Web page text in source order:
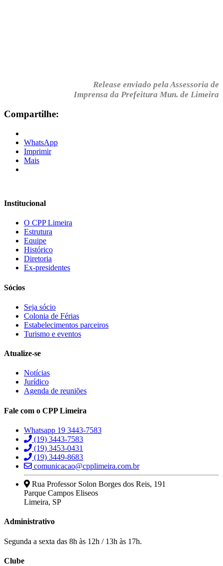
Release enviado pela Assessoria de
Imprensa da Prefeitura Mun. de Limeira
Compartilhe:
WhatsApp
Imprimir
Mais
Institucional
O CPP Limeira
Estrutura
Equipe
Histórico
Diretoria
Ex-presidentes
Sócios
Seja sócio
Colonia de Férias
Estabelecimentos parceiros
Turismo e eventos
Atualize-se
Notícias
Jurídico
Agenda de reuniões
Fale com o CPP Limeira
Whatsapp 19 3443-7583
(19) 3443-7583
(19) 3453-0431
(19) 3449-8683
comunicacao@cpplimeira.com.br
Rua Professor Solon Borges dos Reis, 191
Parque Campos Eliseos
Limeira, SP
Administrativo
Segunda a sexta das 8h às 12h / 13h às 17h.
Clube